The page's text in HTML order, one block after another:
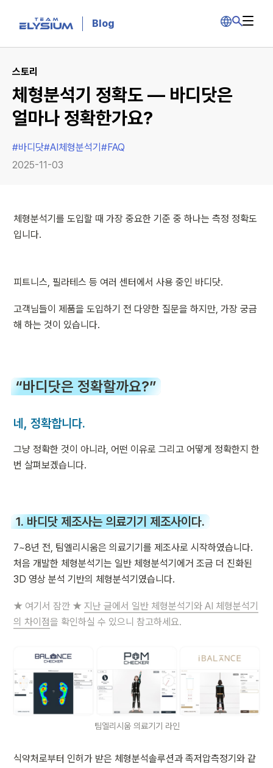
Blog
스토리
체형분석기 정확도 — 바디닷은
얼마나 정확한가요?
#바디닷#AI체형분석기 #FAQ
2025-11-03
체형분석기를 도입할 때 가장 중요한 기준 중 하나는 측정 정확도
입니다.
피트니스, 필라테스 등 여러 센터에서 사용 중인 바디닷.
고객님들이 제품을 도입하기 전 다양한 질문을 하지만, 가장 궁금
해 하는 것이 있습니다.
“바디닷은 정확할까요?”
네, 정확합니다.
그냥 정확한 것이 아니라, 어떤 이유로 그리고 어떻게 정확한지 한
번 살펴보겠습니다.
1. 바디닷 제조사는 의료기기 제조사이다.
7~8년 전, 팀엘리시움은 의료기기를 제조사로 시작하였습니다.
처음 개발한 체형분석기는 일반 체형분석기에거 조금 더 진화된
3D 영상 분석 기반의 체형분석기였습니다.
★ 여기서 잠깐 ★ 지난 글에서 일반 체형분석기와 AI 체형분석기
의 차이점을 확인하실 수 있으니 참고하세요.
팀엘리시움 의료기기 라인
식약처로부터 인허가 받은 체형분석솔루션과 족저압측정기와 같